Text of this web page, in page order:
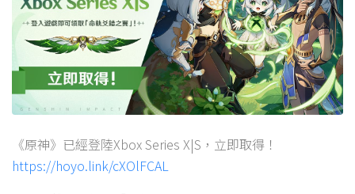
《原神》已經登陸Xbox Series X|S，立即取得！
https://hoyo.link/cXOlFCAL